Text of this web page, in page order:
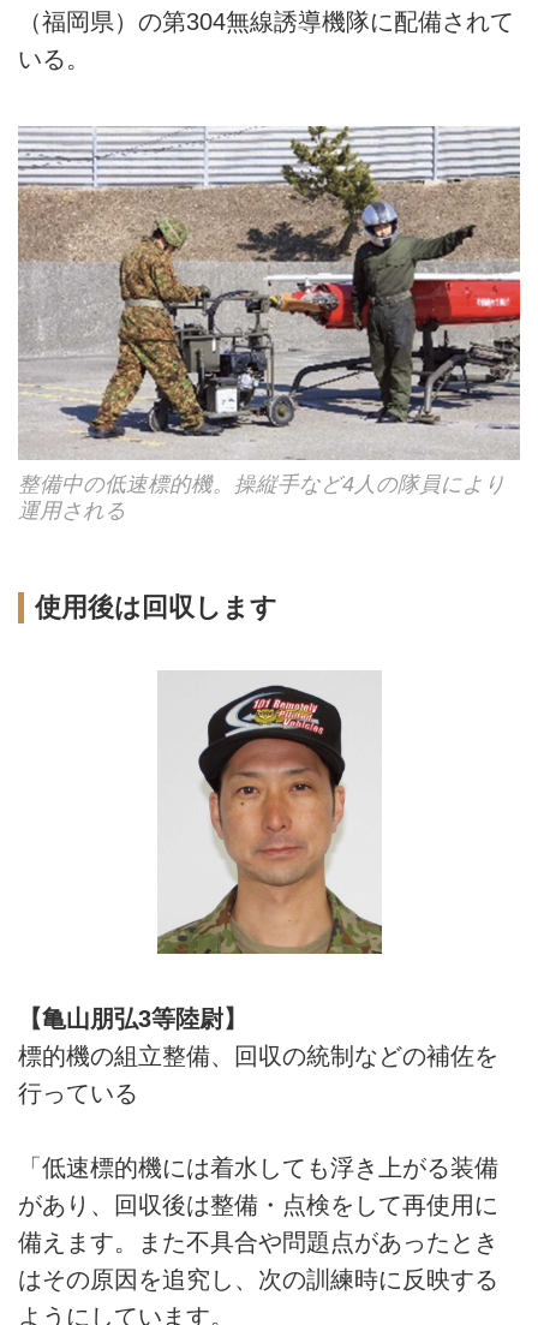
（福岡県）の第304無線誘導機隊に配備されて
いる。
整備中の低速標的機。操縦手など4人の隊員により
運用される
使用後は回収します
【亀山朋弘3等陸尉】
標的機の組立整備、回収の統制などの補佐を
行っている
「低速標的機には着水しても浮き上がる装備
があり、回収後は整備・点検をして再使用に
備えます。また不具合や問題点があったとき
はその原因を追究し、次の訓練時に反映する
ようにしています。